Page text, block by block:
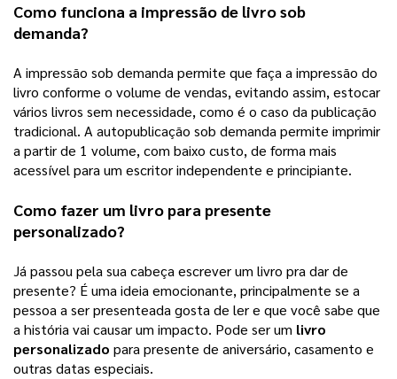
Como funciona a impressão de livro sob
demanda?
A impressão sob demanda permite que faça a impressão do
livro conforme o volume de vendas, evitando assim, estocar
vários livros sem necessidade, como é o caso da publicação
tradicional. A autopublicação sob demanda permite imprimir
a partir de 1 volume, com baixo custo, de forma mais
acessível para um escritor independente e principiante.
Como fazer um livro para presente
personalizado?
Já passou pela sua cabeça escrever um livro pra dar de
presente? É uma ideia emocionante, principalmente se a
pessoa a ser presenteada gosta de ler e que você sabe que
a história vai causar um impacto. Pode ser um livro
personalizado para presente de aniversário, casamento e
outras datas especiais.